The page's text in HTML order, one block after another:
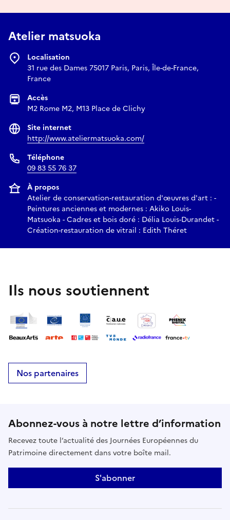
ateliermatsuoka@gmail.com
E-mail
ateliermatsuoka@gmail.com
Atelier matsuoka
Localisation
31 rue des Dames 75017 Paris, Paris, Île-de-France,
France
Accès
M2 Rome M2, M13 Place de Clichy
Site internet
http://www.ateliermatsuoka.com/
Téléphone
09 83 55 76 37
À propos
Atelier de conservation-restauration d'œuvres d'art : -
Peintures anciennes et modernes : Akiko Louis-
Matsuoka - Cadres et bois doré : Délia Louis-Durandet -
Création-restauration de vitrail : Edith Théret
Ils nous soutiennent
Nos partenaires
Abonnez-vous à notre lettre d’information
Recevez toute l’actualité des Journées Européennes du
Patrimoine directement dans votre boîte mail.
S'abonner